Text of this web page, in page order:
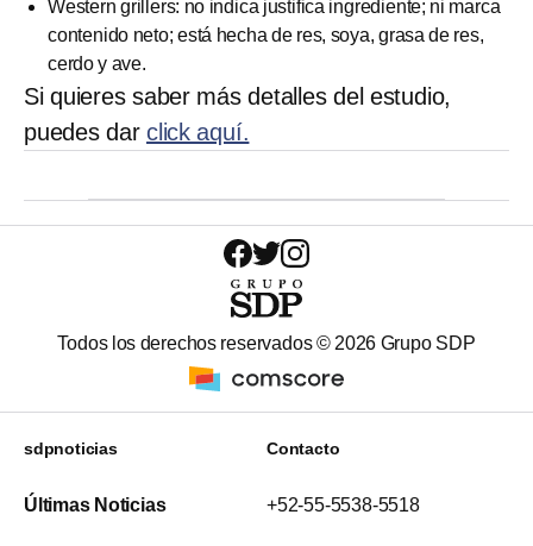
Western grillers: no indica justifica ingrediente; ni marca
contenido neto; está hecha de res, soya, grasa de res,
cerdo y ave.
Si quieres saber más detalles del estudio,
puedes darclick aquí.
Todos los derechos reservados © 2026 Grupo SDP
sdpnoticias
Últimas Noticias
Contacto
+52-55-5538-5518